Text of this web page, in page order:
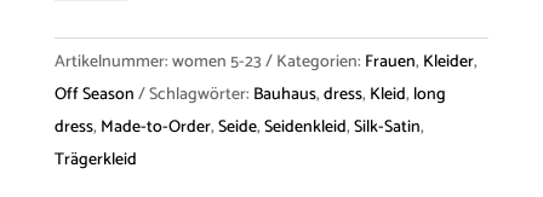
Satin
Menge
Artikelnummer:women 5-23 Kategorien: Frauen, Kleider,
Off Season Schlagwörter: Bauhaus,dress, Kleid, long
dress, Made-to-Order,Seide,Seidenkleid,Silk-Satin,
Trägerkleid